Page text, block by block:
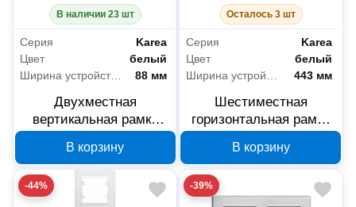
В наличии 23 шт
Серия
Karea
Цвет
белый
Ширина устройства
88 мм
Двухместная
вертикальная рамка
56001707
В корзину
Осталось 3 шт
Серия
Karea
Цвет
белый
443 мм
Шестиместная
горизонтальная рамка
56001706
В корзину
-44% -39%